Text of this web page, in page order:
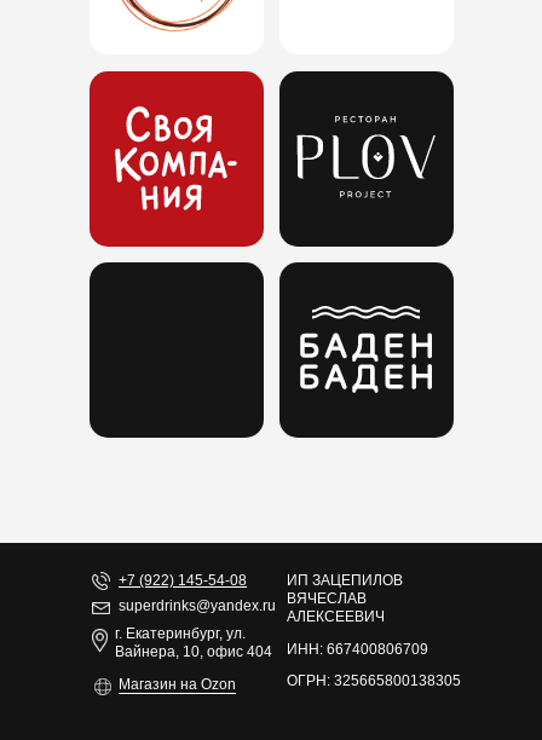
ИП ЗАЦЕПИЛОВ
ВЯЧЕСЛАВ
АЛЕКСЕЕВИЧ
ИНН: 667400806709
ОГРН: 325665800138305
superdrinks@yandex.ru
+7 (922) 145-54-08
г. Екатеринбург, ул.
Вайнера, 10, офис 404
Магазин на Ozon